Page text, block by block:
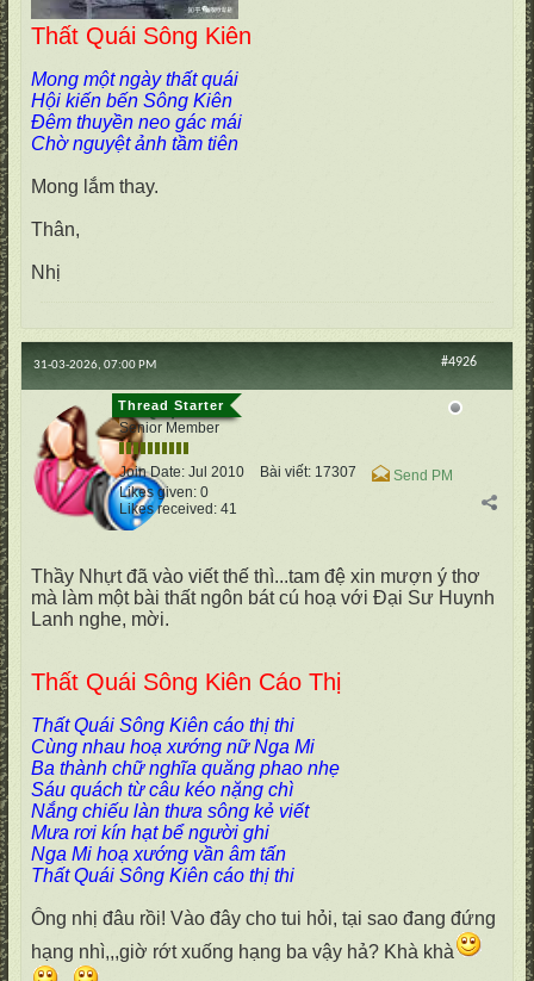
Thất Quái Sông Kiên
Mong một ngày thất quái
Hội kiến bến Sông Kiên
Đêm thuyền neo gác mái
Chờ nguyệt ảnh tầm tiên
Mong lắm thay.
Thân,
Nhị
#4926
31-03-2026, 07:00 PM
cố Quận
Senior Member
Join Date: Jul 2010 Bài viết: 17307
Send PM
Likes given: 0
Likes received: 41
Thầy Nhựt đã vào viết thế thì...tam đệ xin mượn ý thơ
mà làm một bài thất ngôn bát cú hoạ với Đại Sư Huynh
Lanh nghe, mời.
Thất Quái Sông Kiên Cáo Thị
Thất Quái Sông Kiên cáo thị thi
Cùng nhau hoạ xướng nữ Nga Mi
Ba thành chữ nghĩa quăng phao nhẹ
Sáu quách từ câu kéo nặng chì
Nắng chiếu làn thưa sông kẻ viết
Mưa rơi kín hạt bể người ghi
Nga Mi hoạ xướng vần âm tấn
Thất Quái Sông Kiên cáo thị thi
Ông nhị đâu rồi! Vào đây cho tui hỏi, tại sao đang đứng
hạng nhì,,,giờ rớt xuống hạng ba vậy hả? Khà khà